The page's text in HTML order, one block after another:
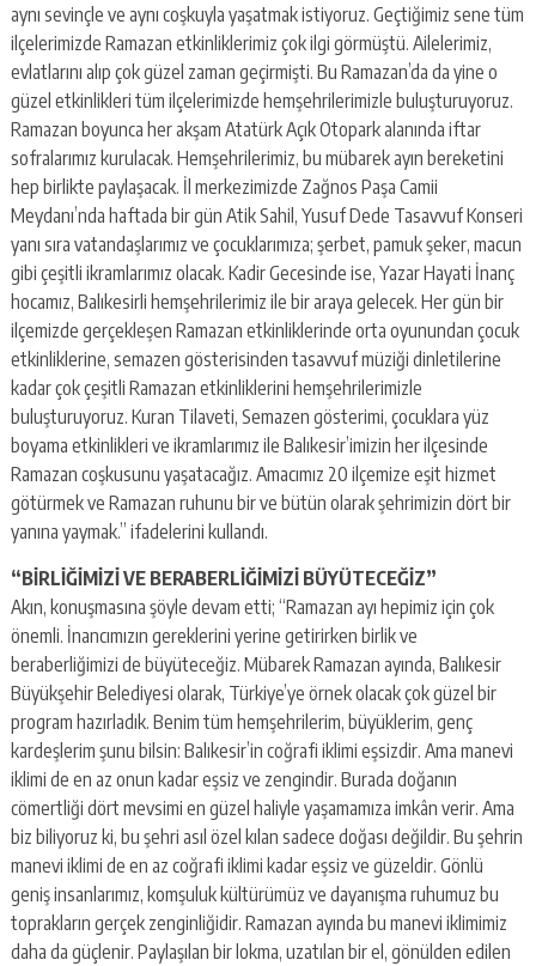
aynı sevinçle ve aynı coşkuyla yaşatmak istiyoruz. Geçtiğimiz sene tüm
ilçelerimizde Ramazan etkinliklerimiz çok ilgi görmüştü. Ailelerimiz,
evlatlarını alıp çok güzel zaman geçirmişti. Bu Ramazan’da da yine o
güzel etkinlikleri tüm ilçelerimizde hemşehrilerimizle buluşturuyoruz.
Ramazan boyunca her akşam Atatürk Açık Otopark alanında iftar
sofralarımız kurulacak. Hemşehrilerimiz, bu mübarek ayın bereketini
hep birlikte paylaşacak. İl merkezimizde Zağnos Paşa Camii
Meydanı’nda haftada bir gün Atik Sahil, Yusuf Dede Tasavvuf Konseri
yanı sıra vatandaşlarımız ve çocuklarımıza; şerbet, pamuk şeker, macun
gibi çeşitli ikramlarımız olacak. Kadir Gecesinde ise, Yazar Hayati İnanç
hocamız, Balıkesirli hemşehrilerimiz ile bir araya gelecek. Her gün bir
ilçemizde gerçekleşen Ramazan etkinliklerinde orta oyunundan çocuk
etkinliklerine, semazen gösterisinden tasavvuf müziği dinletilerine
kadar çok çeşitli Ramazan etkinliklerini hemşehrilerimizle
buluşturuyoruz. Kuran Tilaveti, Semazen gösterimi, çocuklara yüz
boyama etkinlikleri ve ikramlarımız ile Balıkesir’imizin her ilçesinde
Ramazan coşkusunu yaşatacağız. Amacımız 20 ilçemize eşit hizmet
götürmek ve Ramazan ruhunu bir ve bütün olarak şehrimizin dört bir
yanına yaymak.” ifadelerini kullandı.
“BİRLİĞİMİZİ VE BERABERLİĞİMİZİ BÜYÜTECEĞİZ”
Akın, konuşmasına şöyle devam etti; “Ramazan ayı hepimiz için çok
önemli. İnancımızın gereklerini yerine getirirken birlik ve
beraberliğimizi de büyüteceğiz. Mübarek Ramazan ayında, Balıkesir
Büyükşehir Belediyesi olarak, Türkiye’ye örnek olacak çok güzel bir
program hazırladık. Benim tüm hemşehrilerim, büyüklerim, genç
kardeşlerim şunu bilsin: Balıkesir’in coğrafi iklimi eşsizdir. Ama manevi
iklimi de en az onun kadar eşsiz ve zengindir. Burada doğanın
cömertliği dört mevsimi en güzel haliyle yaşamamıza imkân verir. Ama
biz biliyoruz ki, bu şehri asıl özel kılan sadece doğası değildir. Bu şehrin
manevi iklimi de en az coğrafi iklimi kadar eşsiz ve güzeldir. Gönlü
geniş insanlarımız, komşuluk kültürümüz ve dayanışma ruhumuz bu
toprakların gerçek zenginliğidir. Ramazan ayında bu manevi iklimimiz
daha da güçlenir. Paylaşılan bir lokma, uzatılan bir el, gönülden edilen